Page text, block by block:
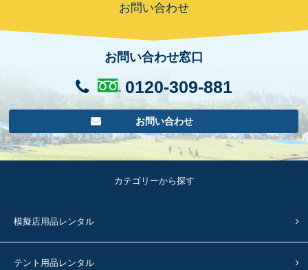
お問い合わせ
お問い合わせ窓口
0120-309-881
お問い合わせ
カテゴリーから探す
模擬店用品レンタル
テント用品レンタル